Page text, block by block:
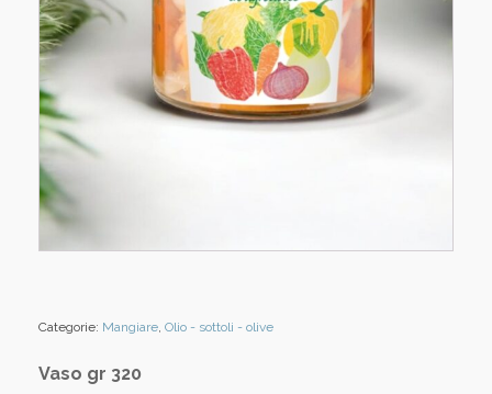
Categorie: Mangiare, Olio - sottoli - olive
Vaso gr 320